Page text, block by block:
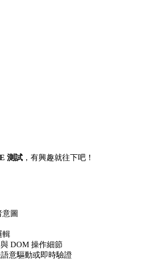
測試 ，有興趣就往下吧！
圖
輯
與 DOM 操作細節
意驅動或即時驗證